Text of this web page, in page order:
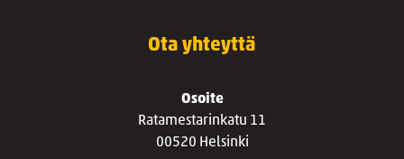
Ota yhteyttä
Osoite
Ratamestarinkatu 11
00520 Helsinki